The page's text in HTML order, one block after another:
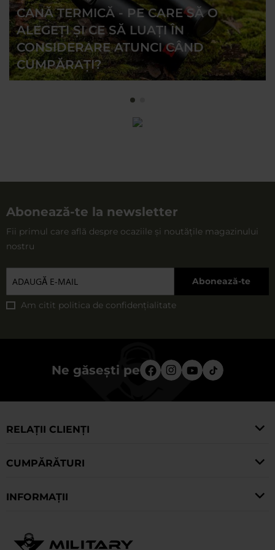
multe capacități, astfel încât fiecare este sigur că va găsi
modelul potrivit pentru el.
CANĂ TERMICĂ - PE CARE SĂ O
ALEGEȚI ȘI CE SĂ LUAȚI ÎN
CONSIDERARE ATUNCI CÂND
CUMPĂRAȚI?
Abonează-te la newsletter
Fii primul care află despre ocaziile și noutățile magazinului
nostru
Abonează-te
Am citit politica de confidențialitate
Ne găsești pe
RELAȚII CLIENȚI
CUMPĂRĂTURI
INFORMAȚII